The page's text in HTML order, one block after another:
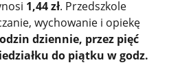
1,44 zł. Przedszkole
wychowanie i opiekę
dziennie, przez pięć
do piątku w godz.